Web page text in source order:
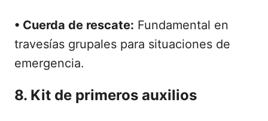
• Cuerda de rescate: Fundamental en
travesías grupales para situaciones de
emergencia.
8. Kit de primeros auxilios